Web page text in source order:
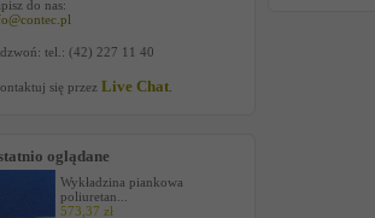
do nas:
tel.: (42) 227 11 40
się przez Live Chat
oglądane
Wykładzina piankowa
poliuretan...
573,37 zł